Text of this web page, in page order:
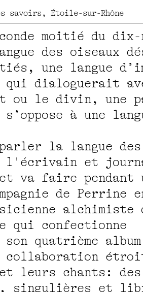
savoirs, Étoile-sur-Rhône
moitié du dix-
des oiseaux
une langue
qui dialoguerait
ou le divin, une
à une
la langue
l'écrivain et
va faire pendant
de Perrine
alchimiste
qui confectionne
quatrième
collaboration
leurs chants: des
singulières et